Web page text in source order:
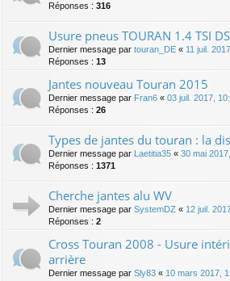
Réponses : 316
Usure pneus TOURAN 1.4 TSI
Dernier message par touran_DE « 11 juil.
Réponses : 13
Jantes nouveau Touran 2015
Dernier message par Fran6 « 03 juil. 2017,
Réponses : 26
Types de jantes du touran : la
Dernier message par Laetitia35 « 30 mai
Réponses : 1371
Cherche jantes alu WV
Dernier message par SystemDZ « 12 juil.
Réponses : 2
Cross Touran 2008 - Usure
arrière
Dernier message par Sly83 « 10 mars 2017,